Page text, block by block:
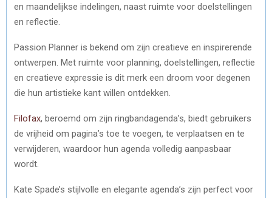
en maandelijkse indelingen, naast ruimte voor doelstellingen
en reflectie.
Passion Planner is bekend om zijn creatieve en inspirerende
ontwerpen. Met ruimte voor planning, doelstellingen, reflectie
en creatieve expressie is dit merk een droom voor degenen
die hun artistieke kant willen ontdekken.
Filofax, beroemd om zijn ringbandagenda’s, biedt gebruikers
de vrijheid om pagina’s toe te voegen, te verplaatsen en te
verwijderen, waardoor hun agenda volledig aanpasbaar
wordt.
Kate Spade’s stijlvolle en elegante agenda’s zijn perfect voor